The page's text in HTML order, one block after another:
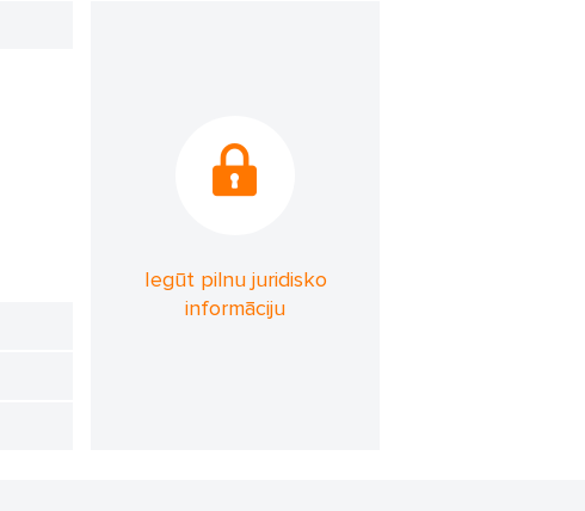
Iegūt pilnu juridisko
informāciju